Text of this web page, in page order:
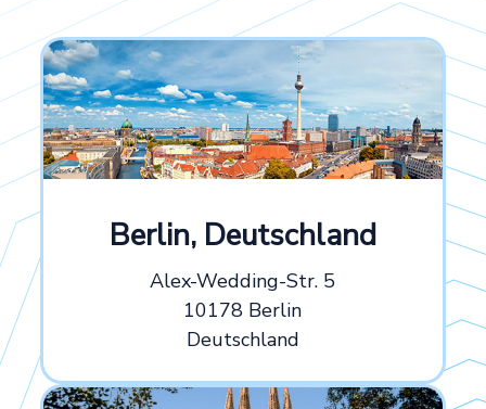
Berlin, Deutschland
Alex-Wedding-Str. 5
10178 Berlin
Deutschland